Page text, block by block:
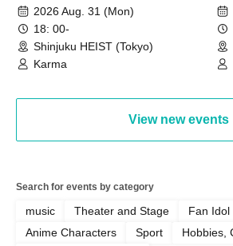
New Song Unveiling
2026 Aug. 31 (Mon)
18: 00-
Shinjuku HEIST (Tokyo)
Karma
View new events
Search for events by category
music Theater and Stage
Fan Idol
Anime Characters
Sport
Hobbies,